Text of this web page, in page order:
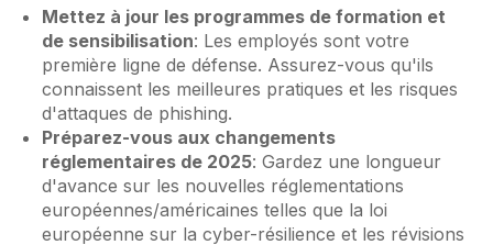
Mettez à jour les programmes de formation et
de sensibilisation: Les employés sont votre
première ligne de défense. Assurez-vous qu'ils
connaissent les meilleures pratiques et les risques
d'attaques de phishing.
Préparez-vous aux changements
réglementaires de 2025: Gardez une longueur
d'avance sur les nouvelles réglementations
européennes/américaines telles que la loi
européenne sur la cyber-résilience et les révisions